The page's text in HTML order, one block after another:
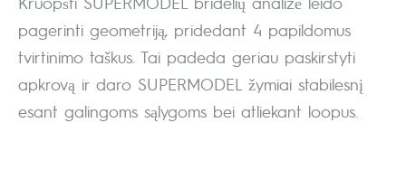
pagerinti geometriją, pridedant 4 papildomus
tvirtinimo taškus. Tai padeda geriau paskirstyti
apkrovą ir daro SUPERMODEL žymiai stabilesnį
esant galingoms sąlygoms bei atliekant loopus.